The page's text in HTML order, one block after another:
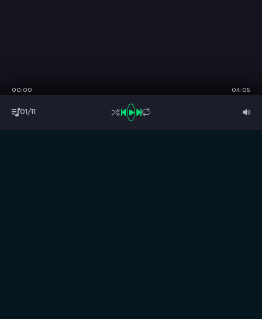
01/11
00:00 04:06